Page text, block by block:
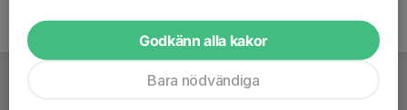
Godkänn alla kakor
Bara nödvändiga